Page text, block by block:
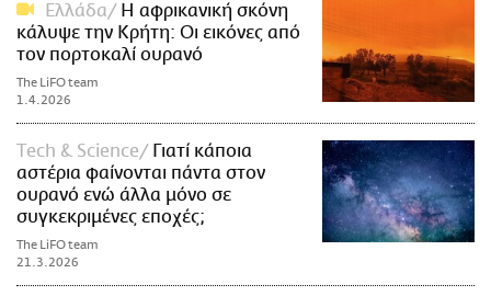
Ελλάδα
Η αφρικανική σκόνη
κάλυψε την Κρήτη: Οι εικόνες από
τον πορτοκαλί ουρανό
The LiFO team
1.4.2026
Τech & Science
Γιατί κάποια
αστέρια φαίνονται πάντα στον
ουρανό ενώ άλλα μόνο σε
συγκεκριμένες εποχές;
The LiFO team
21.3.2026